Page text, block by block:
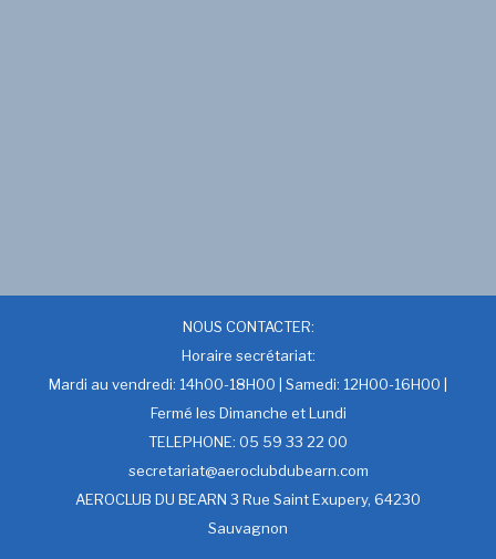
NOUS CONTACTER:
Horaire secrétariat:
Mardi au vendredi: 14h00-18H00 | Samedi: 12H00-16H00 |
Fermé les Dimanche et Lundi
TELEPHONE: 05 59 33 22 00
secretariat@aeroclubdubearn.com
AEROCLUB DU BEARN 3 Rue Saint Exupery, 64230
Sauvagnon